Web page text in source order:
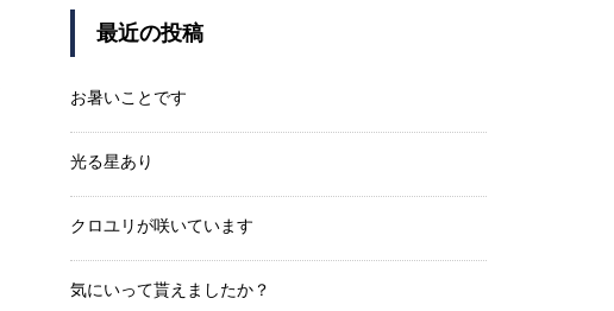
紅葉と剣ヶ峰
最近の投稿
お暑いことです
光る星あり
クロユリが咲いています
気にいって貰えましたか？